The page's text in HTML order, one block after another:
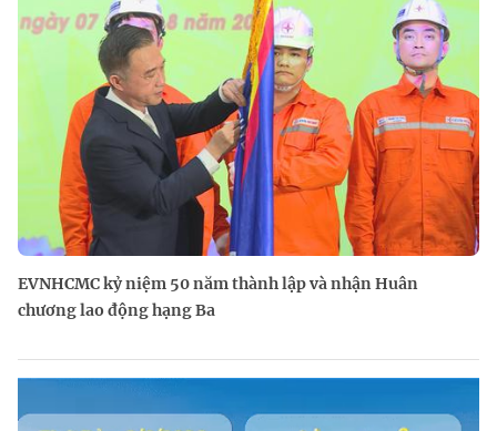
EVNHCMC kỷ niệm 50 năm thành lập và nhận Huân
chương lao động hạng Ba